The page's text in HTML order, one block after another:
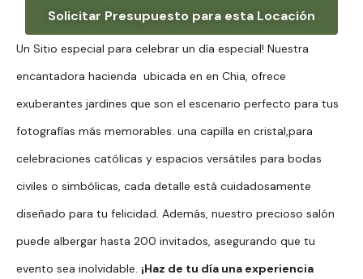
Solicitar Presupuesto para esta Locación
Un Sitio especial para celebrar un día especial! Nuestra
encantadora hacienda ubicada en en Chia, ofrece
exuberantes jardines que son el escenario perfecto para tus
fotografías más memorables. una capilla en cristal,para
celebraciones católicas y espacios versátiles para bodas
civiles o simbólicas, cada detalle está cuidadosamente
diseñado para tu felicidad. Además, nuestro precioso salón
puede albergar hasta 200 invitados, asegurando que tu
evento sea inolvidable. ¡Haz de tu día una experiencia